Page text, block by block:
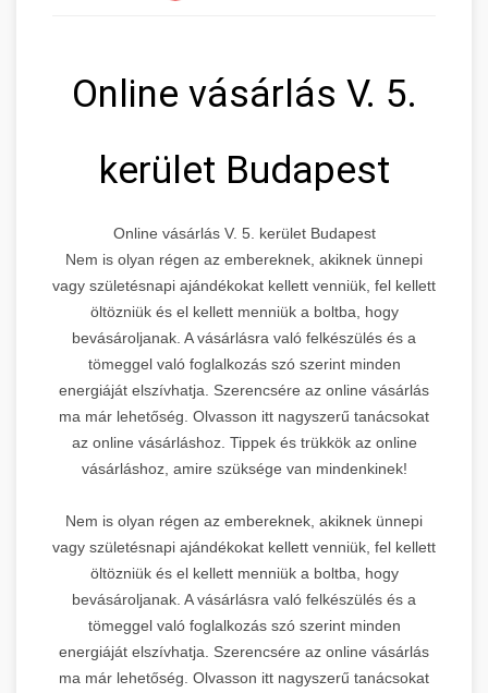
Online vásárlás V. 5.
kerület Budapest
Online vásárlás V. 5. kerület Budapest
Nem is olyan régen az embereknek, akiknek ünnepi
vagy születésnapi ajándékokat kellett venniük, fel kellett
öltözniük és el kellett menniük a boltba, hogy
bevásároljanak. A vásárlásra való felkészülés és a
tömeggel való foglalkozás szó szerint minden
energiáját elszívhatja. Szerencsére az online vásárlás
ma már lehetőség. Olvasson itt nagyszerű tanácsokat
az online vásárláshoz. Tippek és trükkök az online
vásárláshoz, amire szüksége van mindenkinek!
Nem is olyan régen az embereknek, akiknek ünnepi
vagy születésnapi ajándékokat kellett venniük, fel kellett
öltözniük és el kellett menniük a boltba, hogy
bevásároljanak. A vásárlásra való felkészülés és a
tömeggel való foglalkozás szó szerint minden
energiáját elszívhatja. Szerencsére az online vásárlás
ma már lehetőség. Olvasson itt nagyszerű tanácsokat